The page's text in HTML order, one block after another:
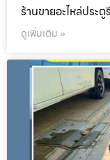
ร้านขายอะไหล่ประ
ดูเพิ่มเติม »